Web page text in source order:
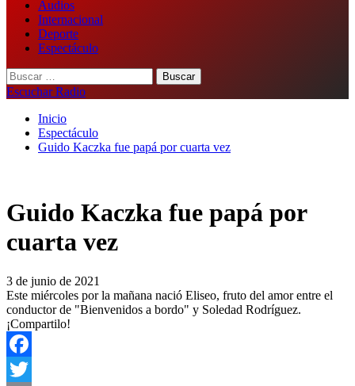
Audios
Internacional
Deporte
Espectáculo
Buscar:
Escuchar Radio
Inicio
Espectáculo
Guido Kaczka fue papá por cuarta vez
Guido Kaczka fue papá por
cuarta vez
3 de junio de 2021
Este miércoles por la mañana nació Eliseo, fruto del amor entre el
conductor de "Bienvenidos a bordo" y Soledad Rodríguez.
¡Compartilo!
Facebook